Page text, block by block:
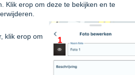
Klik erop om deze te bekijken en te
klik erop om